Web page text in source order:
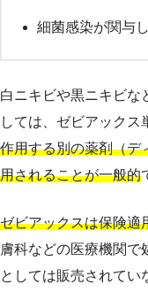
細菌感染が関与
白ニキビや黒ニキビな
しては、ゼビアックス
作用する別の薬剤（デ
用されることが一般的
ゼビアックスは保険適
膚科などの医療機関で
としては販売されてい